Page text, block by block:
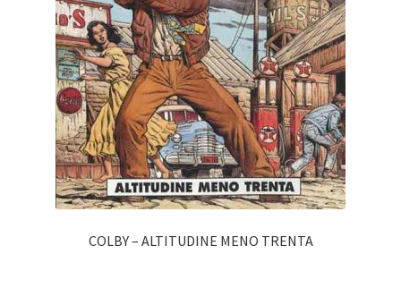
COLBY – ALTITUDINE MENO TRENTA